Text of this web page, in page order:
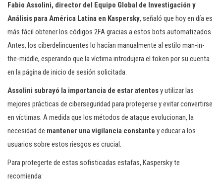
Fabio Assolini, director del Equipo Global de Investigación y
Análisis para América Latina en Kaspersky, señaló que hoy en día es
más fácil obtener los códigos 2FA gracias a estos bots automatizados.
Antes, los ciberdelincuentes lo hacían manualmente al estilo man-in-
the-middle, esperando que la víctima introdujera el token por su cuenta
en la página de inicio de sesión solicitada.
Assolini subrayó la importancia de estar atentosy utilizar las
mejores prácticas de ciberseguridad para protegerse y evitar convertirse
en víctimas. A medida que los métodos de ataque evolucionan, la
necesidad de mantener una vigilancia constante y educar a los
usuarios sobre estos riesgos es crucial.
Para protegerte de estas sofisticadas estafas, Kaspersky te
recomienda: